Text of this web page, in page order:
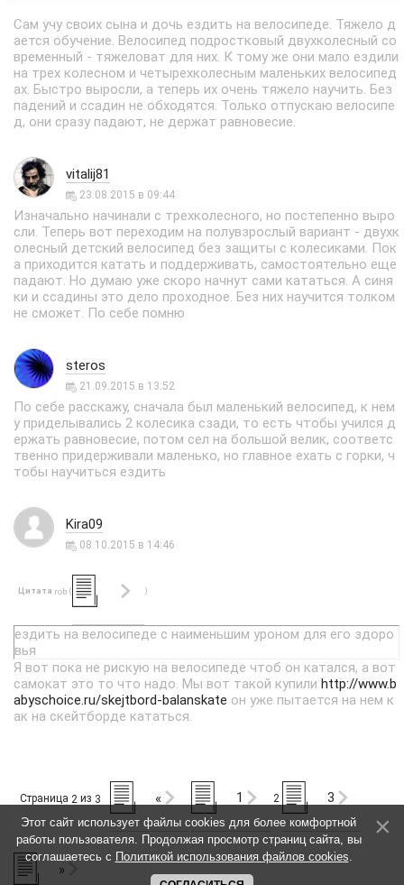
Сам учу своих сына и дочь ездить на велосипеде. Тяжело д
ается обучение. Велосипед подростковый двухколесный со
временный - тяжеловат для них. К тому же они мало ездили
на трех колесном и четырехколесным маленьких велосипед
ах. Быстро выросли, а теперь их очень тяжело научить. Без
падений и ссадин не обходятся. Только отпускаю велосипе
д, они сразу падают, не держат равновесие.
vitalij81
23.08.2015 в 09:44
Изначально начинали с трехколесного, но постепенно выро
сли. Теперь вот переходим на полувзрослый вариант - двухк
олесный детский велосипед без защиты с колесиками. Пок
а приходится катать и поддерживать, самостоятельно еще
падают. Но думаю уже скоро начнут сами кататься. А синя
ки и ссадины это дело проходное. Без них научится толком
не сможет. По себе помню
steros
21.09.2015 в 13:52
По себе расскажу, сначала был маленький велосипед, к нем
у приделывались 2 колесика сзади, то есть чтобы учился д
ержать равновесие, потом сел на большой велик, соответс
твенно придерживали маленько, но главное ехать с горки, ч
тобы научиться ездить
Kira09
08.10.2015 в 14:46
Цитата rob ( )
ездить на велосипеде с наименьшим уроном для его здоро
вья
Я вот пока не рискую на велосипеде чтоб он катался, а вот
самокат это то что надо. Мы вот такой купили http://www.b
abyschoice.ru/skejtbord-balanskate он уже пытается на нем к
ак на скейтборде кататься.
Страница 2 из 3 « 1 2 3
»
Этот сайт использует файлы cookies для более комфортной
работы пользователя. Продолжая просмотр страниц сайта, вы
соглашаетесь с Политикой использования файлов cookies.